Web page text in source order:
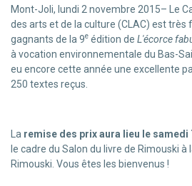
Mont-Joli, lundi 2 novembre 2015– Le
des arts et de la culture (CLAC) est très
gagnants de la 9e édition de L'écorce
à vocation environnementale du Bas-
eu encore cette année une excellente
250 textes reçus.
La remise des prix aura lieu le samedi
le cadre du Salon du livre de Rimouski à
Rimouski. Vous êtes les bienvenus !